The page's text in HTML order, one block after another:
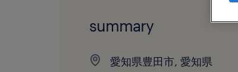
summary
愛知県豊田市, 愛知県